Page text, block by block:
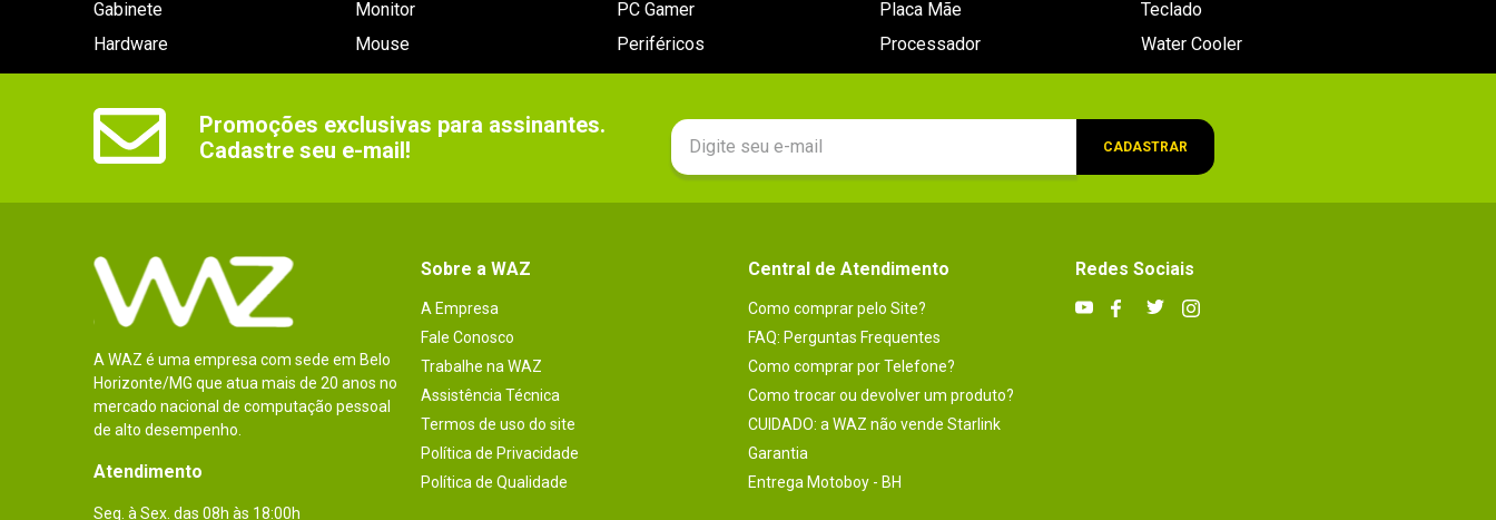
Gabinete
Hardware
Monitor
Mouse
PC Gamer
Periféricos
Placa Mãe
Processador
Teclado
Water Cooler
Promoções exclusivas para assinantes.
Cadastre seu e-mail!
CADASTRAR
A WAZ é uma empresa com sede em Belo
Horizonte/MG que atua mais de 20 anos no
mercado nacional de computação pessoal
de alto desempenho.
Atendimento
Seg. à Sex. das 08h às 18:00h
Sobre a WAZ
A Empresa
Fale Conosco
Trabalhe na WAZ
Assistência Técnica
Termos de uso do site
Política de Privacidade
Política de Qualidade
Central de Atendimento
Como comprar pelo Site?
FAQ: Perguntas Frequentes
Como comprar por Telefone?
Como trocar ou devolver um produto?
CUIDADO: a WAZ não vende Starlink
Garantia
Entrega Motoboy - BH
Redes Sociais